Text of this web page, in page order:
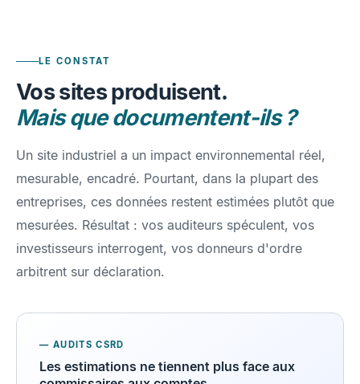
LE CONSTAT
Vos sites produisent.
Mais que documentent-ils ?
Un site industriel a un impact environnemental réel,
mesurable, encadré. Pourtant, dans la plupart des
entreprises, ces données restent estimées plutôt que
mesurées. Résultat : vos auditeurs spéculent, vos
investisseurs interrogent, vos donneurs d'ordre
arbitrent sur déclaration.
— AUDITS CSRD
Les estimations ne tiennent plus face aux